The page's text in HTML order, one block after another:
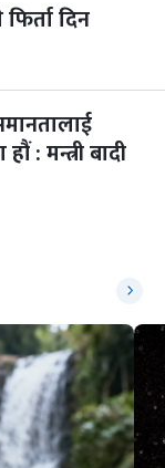
दिन
: मन्त्री बादी